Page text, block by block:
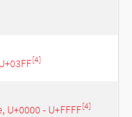
[4]
- U+FFFF[4]